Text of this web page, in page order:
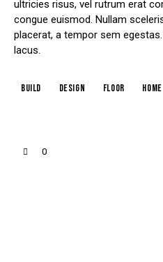
ultricies risus, vel rutrum erat
congue euismod. Nullam
placerat, a tempor sem
lacus.
build design floor home
0